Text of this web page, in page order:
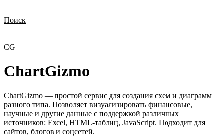
Поиск
CG
ChartGizmo
ChartGizmo — простой сервис для создания схем и диаграмм
разного типа. Позволяет визуализировать финансовые,
научные и другие данные с поддержкой различных
источников: Excel, HTML-таблиц, JavaScript. Подходит для
сайтов, блогов и соцсетей.